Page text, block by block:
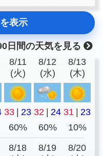
表示
日間の天気を見る
8/11
(火)
8/12
(水)
8/13
(木)
33 23 32 24 31
23
60% 60% 10%
8/18
8/19
8/20